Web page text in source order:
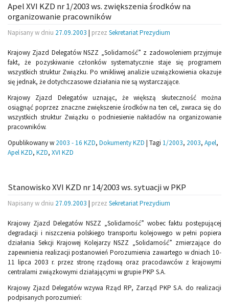
Apel XVI KZD nr 1/2003 ws. zwiększenia środków na
organizowanie pracowników
Napisany w dniu 27.09.2003 | przez Sekretariat Prezydium
Krajowy Zjazd Delegatów NSZZ „Solidarność” z zadowoleniem przyjmuje
fakt, że pozyskiwanie członków systematycznie staje się programem
wszystkich struktur Związku. Po wnikliwej analizie uzwiązkowienia okazuje
się jednak, że dotychczasowe działania nie są wystarczające.
Krajowy Zjazd Delegatów uznając, że większą skuteczność można
osiągnąć poprzez znaczne zwiększenie środków na ten cel, zwraca się do
wszystkich struktur Związku o podniesienie nakładów na organizowanie
pracowników.
Opublikowany w 2003 - 16 KZD, Dokumenty KZD | Tagi 1/2003, 2003, Apel,
Apel KZD, KZD, XVI KZD
Stanowisko XVI KZD nr 14/2003 ws. sytuacji w PKP
Napisany w dniu 27.09.2003 | przez Sekretariat Prezydium
Krajowy Zjazd Delegatów NSZZ „Solidarność” wobec faktu postępującej
degradacji i niszczenia polskiego transportu kolejowego w pełni popiera
działania Sekcji Krajowej Kolejarzy NSZZ „Solidarność” zmierzające do
zapewnienia realizacji postanowień Porozumienia zawartego w dniach 10-
11 lipca 2003 r. przez stronę rządową oraz pracodawców z krajowymi
centralami związkowymi działającymi w grupie PKP S.A.
Krajowy Zjazd Delegatów wzywa Rząd RP, Zarząd PKP S.A. do realizacji
podpisanych porozumień: